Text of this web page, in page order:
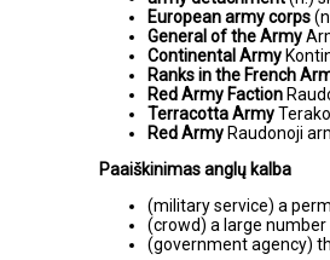
European army corps
General of the Army
Continental Army
Ranks in the French
Red Army Faction
Terracotta Army
Red Army Raudonoji
Paaiškinimas anglų kalba
(military service) a
(crowd) a large
(government agency)